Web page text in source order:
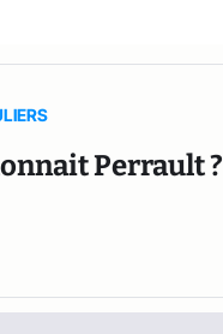
Perrault ?